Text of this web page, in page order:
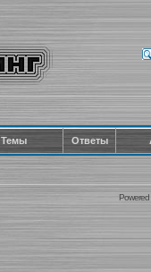
Темы Ответы